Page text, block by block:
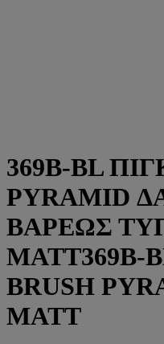
369B-BL
PYRAMID
ΒΑΡΕΩΣ
MATT369B-
BRUSH
MATT